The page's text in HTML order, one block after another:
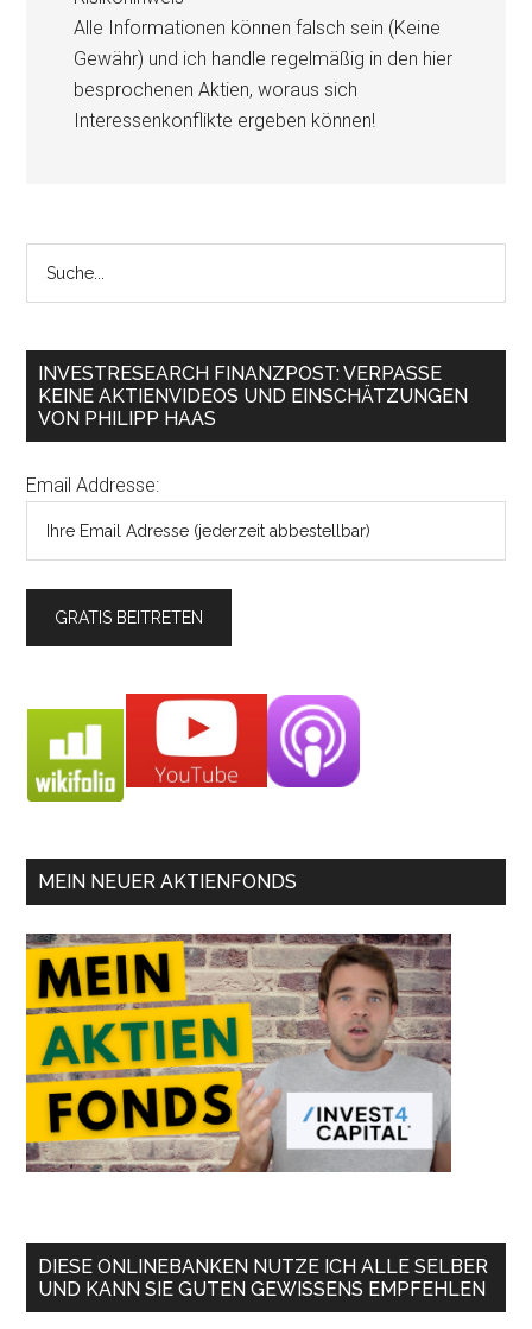
Alle Informationen können falsch sein (Keine
Gewähr) und ich handle regelmäßig in den hier
besprochenen Aktien, woraus sich
Interessenkonflikte ergeben können!
INVESTRESEARCH FINANZPOST: VERPASSE
KEINE AKTIENVIDEOS UND EINSCHÄTZUNGEN
VON PHILIPP HAAS
Email Addresse:
MEIN NEUER AKTIENFONDS
DIESE ONLINEBANKEN NUTZE ICH ALLE SELBER
UND KANN SIE GUTEN GEWISSENS EMPFEHLEN